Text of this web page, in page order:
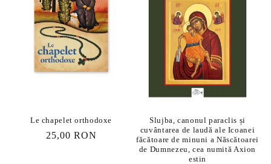
Le chapelet orthodoxe
Preț
25,00 RON
Slujba, canonul paraclis și
cuvântarea de laudă ale Icoanei
făcătoare de minuni a Născătoarei
de Dumnezeu, cea numită Axion
estin